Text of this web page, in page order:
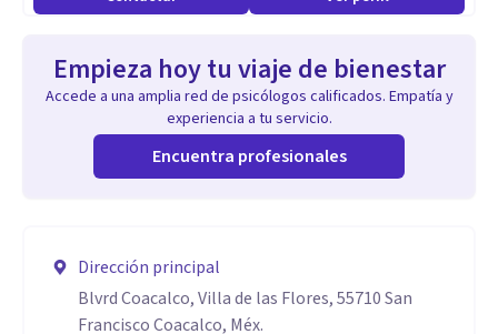
Empieza hoy tu viaje de bienestar
Accede a una amplia red de psicólogos calificados. Empatía y
experiencia a tu servicio.
Encuentra profesionales
Dirección principal
Blvrd Coacalco, Villa de las Flores, 55710 San
Francisco Coacalco, Méx.